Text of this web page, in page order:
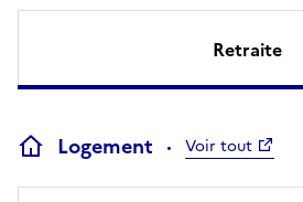
Retraite
Logement Voir tout